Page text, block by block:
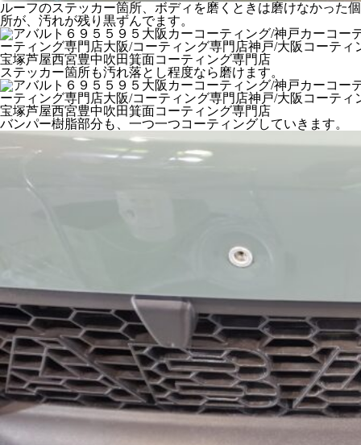
ルーフのステッカー箇所、ボディを磨くときは磨けなかった個
所が、汚れが残り黒ずんでます。
ステッカー箇所も汚れ落とし程度なら磨けます。
バンパー樹脂部分も、一つ一つコーティングしていきます。